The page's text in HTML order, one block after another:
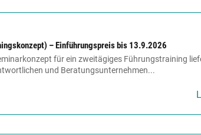
– Einführungspreis bis 13.9.2026
für ein zweitägiges Führungstraining
und Beratungsunternehmen...